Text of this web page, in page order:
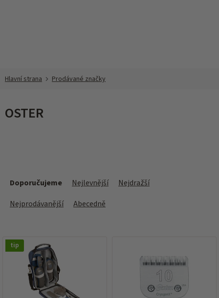
Prodávané značky
OSTER
o
Doporučujeme Nejlevnější
Nejdražší
Nejprodávanější
Abecedně
V
ý tip